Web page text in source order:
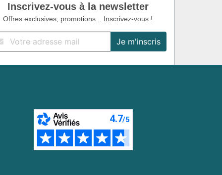
Inscrivez-vous à la newsletter
Offres exclusives, promotions... Inscrivez-vous !